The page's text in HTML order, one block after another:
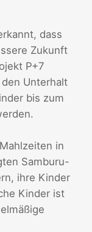
dass
Zukunft
P+7
Unterhalt
bis zum
in
Samburu-
ihre Kinder
Kinder ist